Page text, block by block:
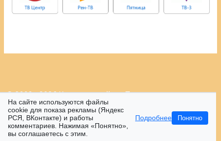
© 2009 - 2026 Контрастный.ру.Политика
конфиденциальности.
16+
На сайте используются файлы
cookie для показа рекламы (Яндекс
РСЯ, ВКонтакте) и работы
комментариев. Нажимая «Понятно»,
вы соглашаетесь с этим.
Подробнее Понятно